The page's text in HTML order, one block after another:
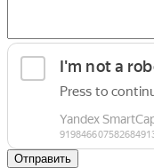
Отправить